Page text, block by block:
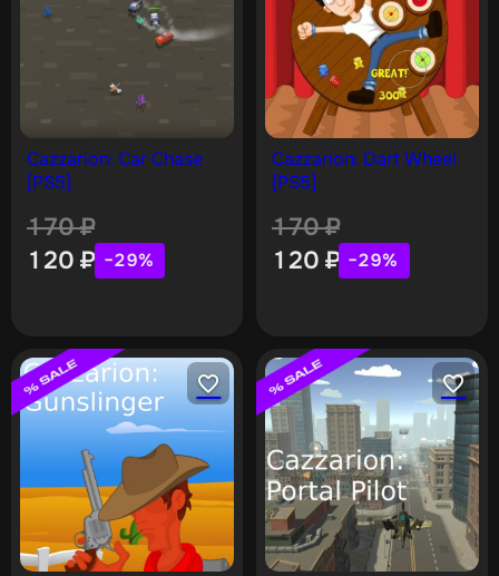
Cazzarion: Car Chase
[PS5]
170₽
120 ₽ −29%
Cazzarion: Dart Wheel
[PS5]
170₽
120 ₽ −29%